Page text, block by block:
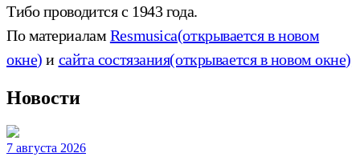
Тибо проводится с 1943 года.
По материалам Resmusica(открывается в новом
окне) и сайта состязания(открывается в новом окне)
Новости
7 августа 2026